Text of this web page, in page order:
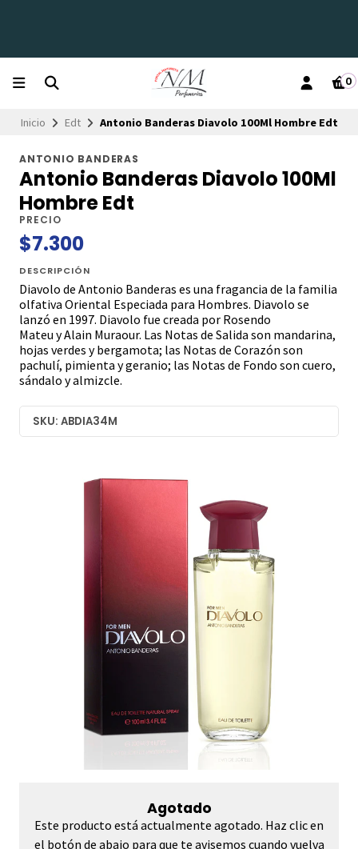
0
Inicio Edt Antonio Banderas Diavolo 100Ml Hombre Edt
ANTONIO BANDERAS
Antonio Banderas Diavolo 100Ml
Hombre Edt
PRECIO
$7.300
DESCRIPCIÓN
Diavolo de Antonio Banderas es una fragancia de la familia
olfativa Oriental Especiada para Hombres. Diavolo se
lanzó en 1997. Diavolo fue creada por Rosendo
Mateu y Alain Muraour. Las Notas de Salida son mandarina,
hojas verdes y bergamota; las Notas de Corazón son
pachulí, pimienta y geranio; las Notas de Fondo son cuero,
sándalo y almizcle.
SKU: ABDIA34M
Agotado
Este producto está actualmente agotado. Haz clic en
el botón de abajo para que te avisemos cuando vuelva